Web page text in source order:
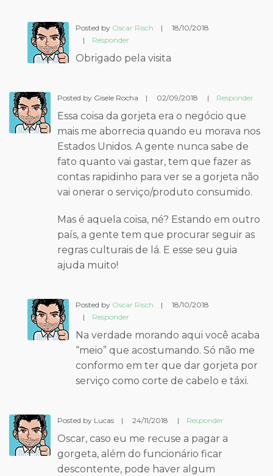
Posted by Oscar Risch |
18/10/2018
|
Responder
Obrigado pela visita
Posted by Gisele Rocha | 02/09/2018 | Responder
Essa coisa da gorjeta era o negócio que
mais me aborrecia quando eu morava nos
Estados Unidos. A gente nunca sabe de
fato quanto vai gastar, tem que fazer as
contas rapidinho para ver se a gorjeta não
vai onerar o serviço/produto consumido.
Mas é aquela coisa, né? Estando em outro
país, a gente tem que procurar seguir as
regras culturais de lá. E esse seu guia
ajuda muito!
Posted by Oscar Risch |
18/10/2018
|
Responder
Na verdade morando aqui você acaba
“meio” que acostumando. Só não me
conformo em ter que dar gorjeta por
serviço como corte de cabelo e táxi.
Posted by Lucas | 24/11/2018 | Responder
Oscar, caso eu me recuse a pagar a
gorgeta, além do funcionário ficar
descontente, pode haver algum